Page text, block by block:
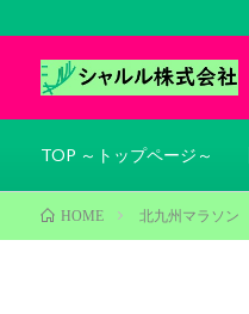
TOP ～トップページ～
HOME 北九州マラソン